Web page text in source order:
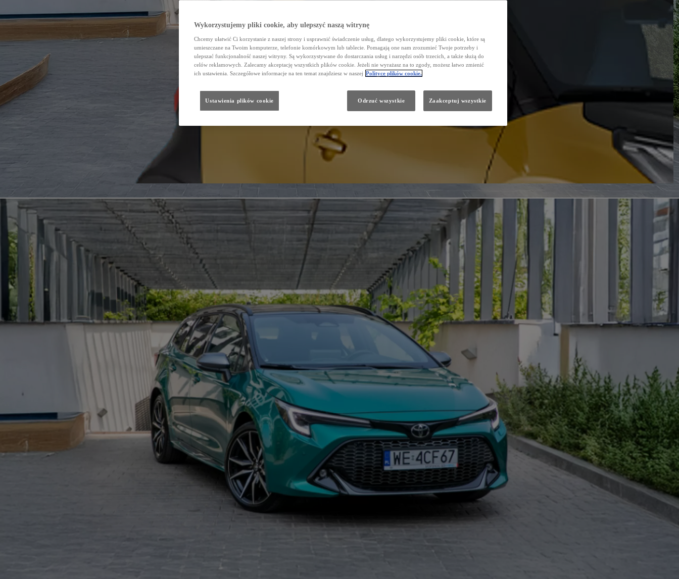
Wykorzystujemy pliki cookie, aby ulepszyć naszą witrynę
Chcemy ułatwić Ci korzystanie z naszej strony i usprawnić świadczenie usług, dlatego wykorzystujemy pliki cookie, które są
umieszczane na Twoim komputerze, telefonie komórkowym lub tablecie. Pomagają one nam zrozumieć Twoje potrzeby i
ulepszać funkcjonalność naszej witryny. Są wykorzystywane do dostarczania usług i narzędzi osób trzecich, a także służą do
celów reklamowych. Zalecamy akceptację wszystkich plików cookie. Jeżeli nie wyrażasz na to zgody, możesz łatwo zmienić
ich ustawienia. Szczegółowe informacje na ten temat znajdziesz w naszej Polityce plików cookie.
Ustawienia plików cookie Odrzuć wszystkie Zaakceptuj wszystkie